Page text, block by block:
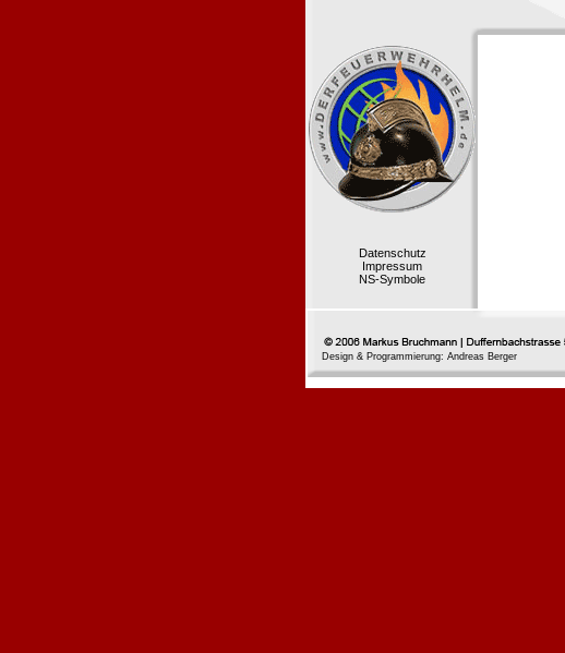
Datenschutz
Impressum
NS-Symbole
Design & Programmierung: Andreas Berger